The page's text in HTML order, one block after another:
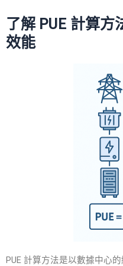
了解 PUE 計算方
效能
PUE 計算方法是以數據中心